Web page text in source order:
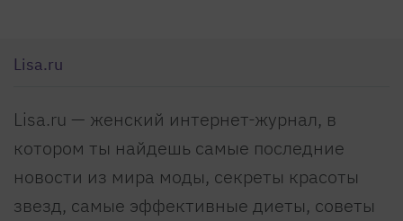
Lisa.ru
Lisa.ru — женский интернет-журнал, в
котором ты найдешь самые последние
новости из мира моды, секреты красоты
звезд, самые эффективные диеты, советы